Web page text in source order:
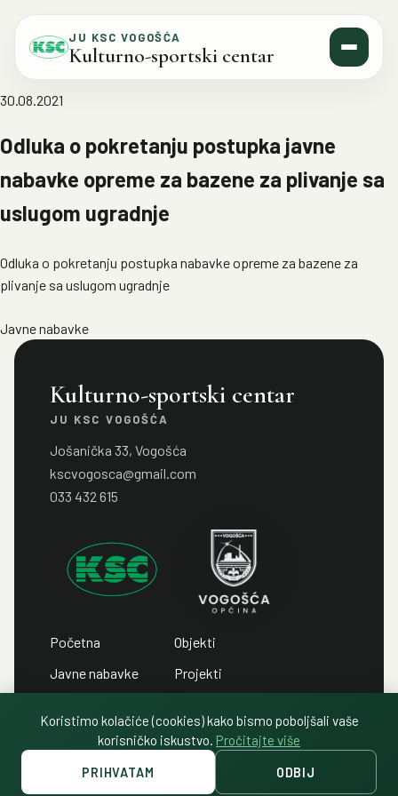
JU KSC VOGOŠĆA
Kulturno-sportski centar
30.08.2021
Odluka o pokretanju postupka javne
nabavke opreme za bazene za plivanje sa
uslugom ugradnje
Odluka o pokretanju postupka nabavke opreme za bazene za
plivanje sa uslugom ugradnje
Javne nabavke
Kulturno-sportski centar
JU KSC VOGOŠĆA
Jošanička 33, Vogošća
kscvogosca@gmail.com
033 432 615
Početna
Javne nabavke
Javni oglasi
Objekti
Projekti
Politika privatnosti
Koristimo kolačiće (cookies) kako bismo poboljšali vaše
korisničko iskustvo. Pročitajte više
PRIHVATAM ODBIJ